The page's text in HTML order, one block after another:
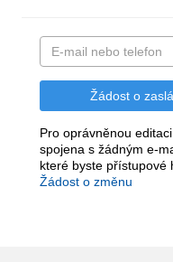
Pro oprávněnou
spojena s žádným e-
které byste přístupové
Žádost o změnu